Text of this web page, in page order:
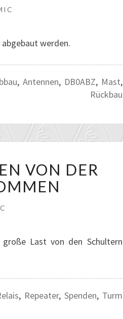
werden.
, Antennen, DB0ABZ, Mast,
Rückbau
VON DER
Last von den Schultern
, Repeater, Spenden, Turm